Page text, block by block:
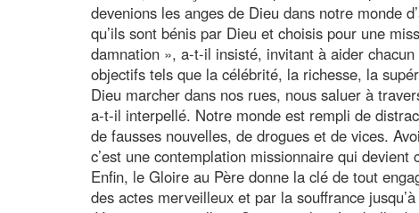
devenions les anges de Dieu dans notre monde
qu’ils sont bénis par Dieu et choisis pour une
damnation », a-t-il insisté, invitant à aider
objectifs tels que la célébrité, la richesse, la
Dieu marcher dans nos rues, nous saluer à
a-t-il interpellé. Notre monde est rempli de
de fausses nouvelles, de drogues et de vices.
c’est une contemplation missionnaire qui devient
Enfin, le Gloire au Père donne la clé de tout
des actes merveilleux et par la souffrance